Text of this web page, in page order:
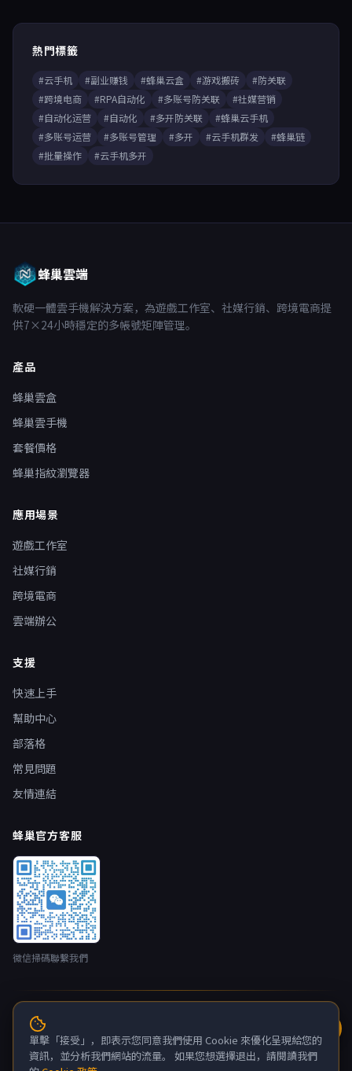
熱門標籤
#云手机 #副业赚钱 #蜂巢云盒 #游戏搬砖
#防关联
#跨境电商
#RPA自动化 #多账号防关联
#社媒营销
#自动化运营
#自动化 #多开防关联
#蜂巢云手机
#多账号运营
#多账号管理 #多开 #云手机群发
#蜂巢链
#批量操作
#云手机多开
蜂巢雲端
軟硬一體雲手機解決方案，為遊戲工作室、社媒行銷、跨境電商提
供7×24小時穩定的多帳號矩陣管理。
產品
蜂巢雲盒
蜂巢雲手機
套餐價格
蜂巢指紋瀏覽器
應用場景
遊戲工作室
社媒行銷
跨境電商
雲端辦公
支援
快速上手
幫助中心
部落格
常見問題
友情連結
蜂巢官方客服
微信掃碼聯繫我們
© 2026 蜂巢雲端 nestbox.top · 開發者：廣州蛂俠網路技術有限
公司 版權所有
粤ICP备2022132880号-6
單擊「接受」，即表示您同意我們使用 Cookie 來優化呈現給您的
資訊，並分析我們網站的流量。 如果您想選擇退出，請閱讀我們